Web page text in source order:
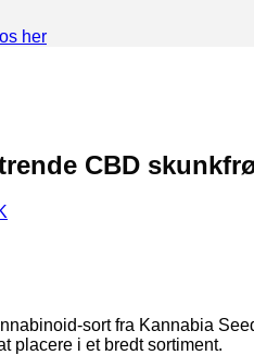
her
CBD
sort fra Kannabia
placere i et bredt sortiment.